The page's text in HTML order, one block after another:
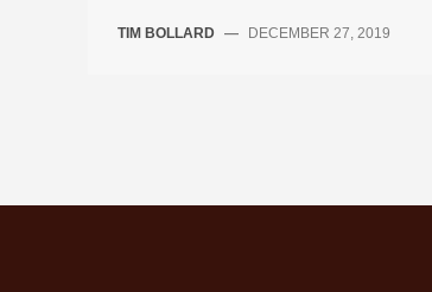
TIM BOLLARD — DECEMBER 27, 2019